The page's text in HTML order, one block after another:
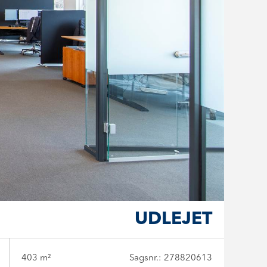
UDLEJET
403 m² Sagsnr.: 278820613